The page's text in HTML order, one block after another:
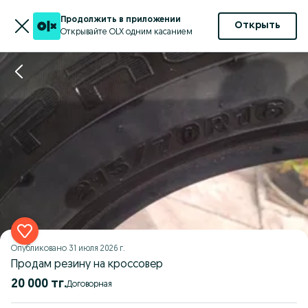
Продолжить в приложении
Открывайте OLX одним касанием
Открыть
Опубликовано 31 июля 2026 г.
Продам резину на кроссовер
20 000 тг. Договорная